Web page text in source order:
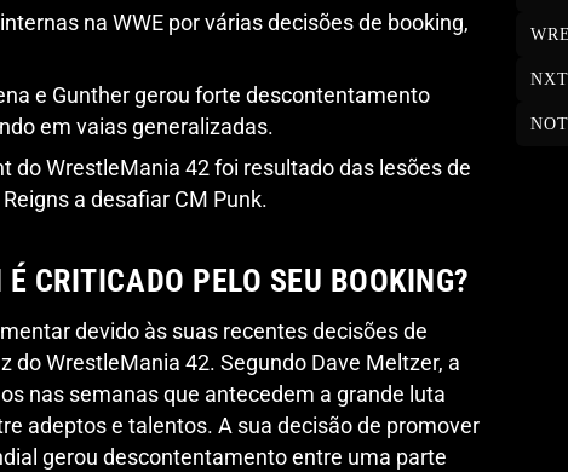
na WWE por várias decisões de booking,
e Gunther gerou forte descontentamento
em vaias generalizadas.
do WrestleMania 42 foi resultado das lesões de
a desafiar CM Punk.
CRITICADO PELO SEU BOOKING?
devido às suas recentes decisões de
do WrestleMania 42. Segundo Dave Meltzer, a
nas semanas que antecedem a grande luta
adeptos e talentos. A sua decisão de promover
gerou descontentamento entre uma parte
NXT